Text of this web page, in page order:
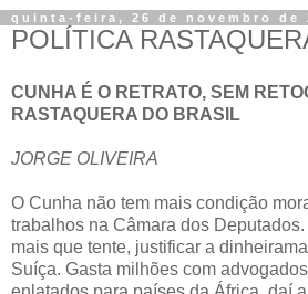
quinta-feira, 26 de novembro de
POLÍTICA
CUNHA É O RETRATO, SEM
RASTAQUERA DO BRASIL
JORGE OLIVEIRA
O Cunha não tem mais condição
trabalhos na Câmara dos
mais que tente, justificar a
Suíça. Gasta milhões com